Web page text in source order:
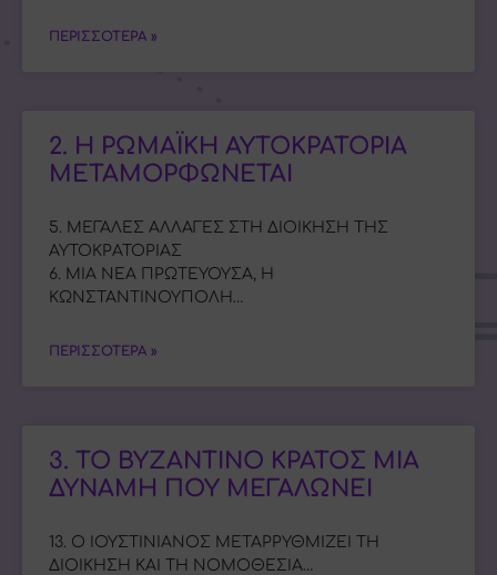
ΠΕΡΙΣΣΟΤΕΡΑ »
2. Η ΡΩΜΑΪΚΗ ΑΥΤΟΚΡΑΤΟΡΙΑ
ΜΕΤΑΜΟΡΦΩΝΕΤΑΙ
5. ΜΕΓΑΛΕΣ ΑΛΛΑΓΕΣ ΣΤΗ ΔΙΟΙΚΗΣΗ ΤΗΣ
ΑΥΤΟΚΡΑΤΟΡΙΑΣ
6. ΜΙΑ ΝΕΑ ΠΡΩΤΕΥΟΥΣΑ, Η
ΚΩΝΣΤΑΝΤΙΝΟΥΠΟΛΗ…
ΠΕΡΙΣΣΟΤΕΡΑ »
3. ΤΟ ΒΥΖΑΝΤΙΝΟ ΚΡΑΤΟΣ ΜΙΑ
ΔΥΝΑΜΗ ΠΟΥ ΜΕΓΑΛΩΝΕΙ
13. Ο ΙΟΥΣΤΙΝΙΑΝΟΣ ΜΕΤΑΡΡΥΘΜΙΖΕΙ ΤΗ
ΔΙΟΙΚΗΣΗ ΚΑΙ ΤΗ ΝΟΜΟΘΕΣΙΑ…